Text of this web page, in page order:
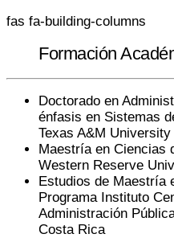
fas fa-building-columns
Formación
Doctorado en
énfasis en Sistemas
Texas A&M University
Maestría en Ciencias
Western Reserve
Estudios de Maestría
Programa Instituto
Administración
Costa Rica